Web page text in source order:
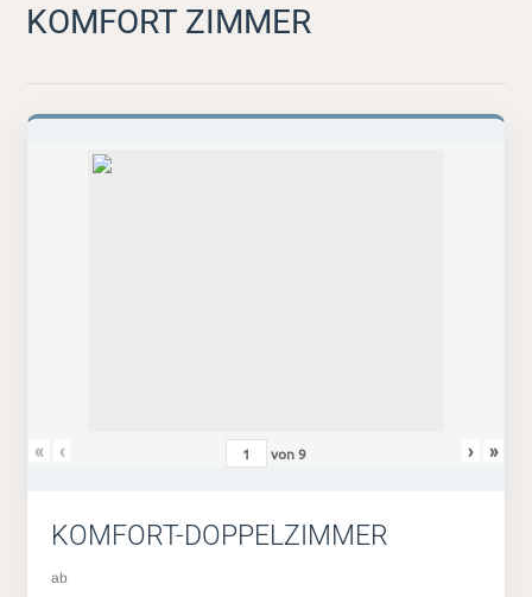
KOMFORT ZIMMER
« ‹ von9 › »
KOMFORT-DOPPELZIMMER
ab